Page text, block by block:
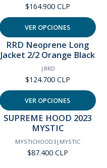
$164.900 CLP
VER OPCIONES
RRD Neoprene Long
Jacket 2/2 Orange Black
| RRD
$124.700 CLP
VER OPCIONES
SUPREME HOOD 2023
MYSTIC
MYSTICHOOD3| MYSTIC
$87.400 CLP